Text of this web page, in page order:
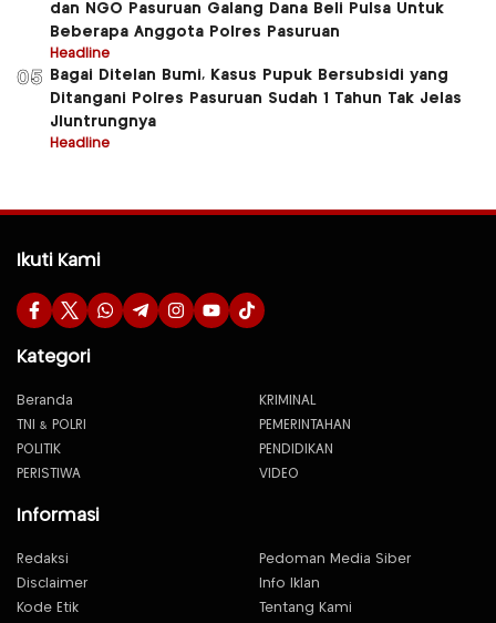
dan NGO Pasuruan Galang Dana Beli Pulsa Untuk
Beberapa Anggota Polres Pasuruan
Headline
05
Bagai Ditelan Bumi, Kasus Pupuk Bersubsidi yang
Ditangani Polres Pasuruan Sudah 1 Tahun Tak Jelas
Jluntrungnya
Headline
Ikuti Kami
Kategori
Beranda
KRIMINAL
TNI & POLRI
PEMERINTAHAN
POLITIK
PENDIDIKAN
PERISTIWA
VIDEO
Informasi
Redaksi
Pedoman Media Siber
Disclaimer
Info Iklan
Kode Etik
Tentang Kami